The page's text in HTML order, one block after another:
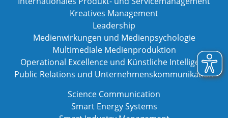
Kreatives Management
Leadership
Medienwirkungen und Medienpsychologie
Multimediale Medienproduktion
Operational Excellence und Künstliche Intelligenz
Public Relations und Unternehmenskommunikation
Science Communication
Smart Energy Systems